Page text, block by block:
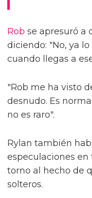
Rob se apresuró a
diciendo: "No, ya
cuando llegas a
"Rob me ha visto
desnudo. Es
no es raro".
Rylan también
especulaciones
torno al hecho de
solteros.